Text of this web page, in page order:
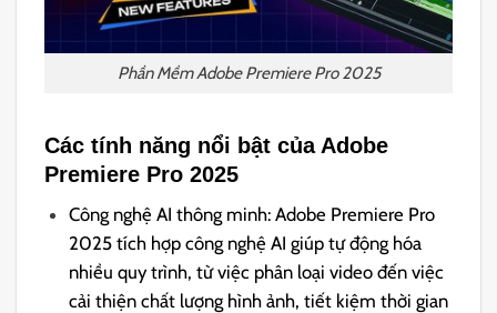
Phần Mềm Adobe Premiere Pro 2025
Các tính năng nổi bật của Adobe
Premiere Pro 2025
Công nghệ AI thông minh: Adobe Premiere Pro
2025 tích hợp công nghệ AI giúp tự động hóa
nhiều quy trình, từ việc phân loại video đến việc
cải thiện chất lượng hình ảnh, tiết kiệm thời gian